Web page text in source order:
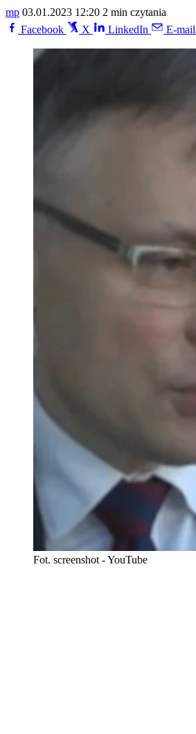
mp 03.01.2023 12:20 2 min czytania
Facebook
X LinkedIn E-mail
Fot. screenshot - YouTube